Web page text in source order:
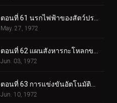
May. 27, 1972
ตอนที่ 62 แผนสังหารกะโหลกของสัตว์ประหลาดเม่น
Jun. 03, 1972
Jun. 10, 1972